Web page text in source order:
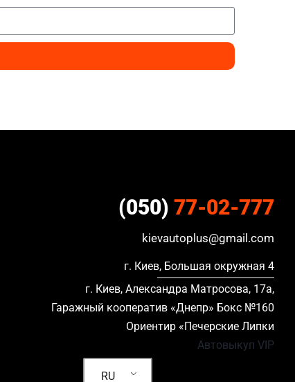
(050) 77-02-777
kievautoplus@gmail.com
г. Киев, Большая окружная 4
г. Киев, Александра Матросова, 17а,
Гаражный кооператив «Днепр» Бокс №160
Ориентир «Печерские Липки
Автовыкуп VIP
RU